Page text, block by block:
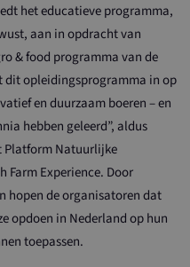
het educatieve programma,
aan in opdracht van
& food programma van de
dit opleidingsprogramma in op
en duurzaam boeren – en
hebben geleerd”, aldus
Platform Natuurlijke
Farm Experience. Door
hopen de organisatoren dat
opdoen in Nederland op hun
toepassen.